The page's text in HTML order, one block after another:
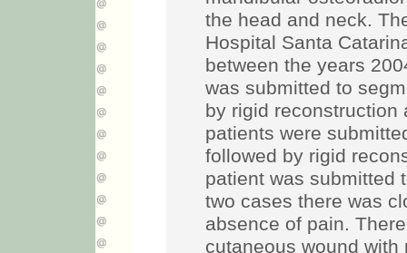
the head and neck.
Hospital Santa
between the years
was submitted to
by rigid reconstruction
patients were
followed by rigid
patient was submitted
two cases there was
absence of pain.
cutaneous wound